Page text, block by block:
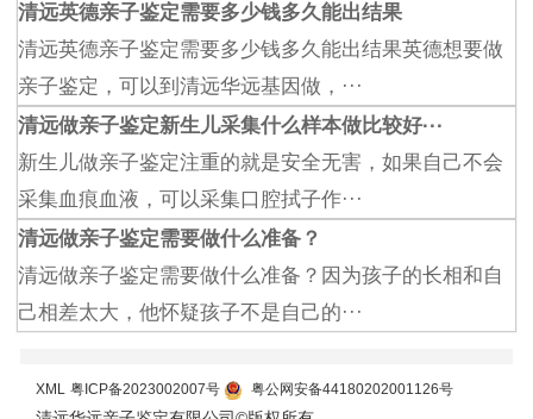
清远英德亲子鉴定需要多少钱多久能出结果
清远英德亲子鉴定需要多少钱多久能出结果英德想要做
亲子鉴定，可以到清远华远基因做，···
清远做亲子鉴定新生儿采集什么样本做比较好···
新生儿做亲子鉴定注重的就是安全无害，如果自己不会
采集血痕血液，可以采集口腔拭子作···
清远做亲子鉴定需要做什么准备？
清远做亲子鉴定需要做什么准备？因为孩子的长相和自
己相差太大，他怀疑孩子不是自己的···
XML 粤ICP备2023002007号 粤公网安备44180202001126号